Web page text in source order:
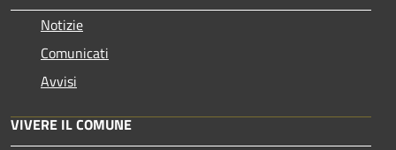
Notizie
Comunicati
Avvisi
VIVERE IL COMUNE